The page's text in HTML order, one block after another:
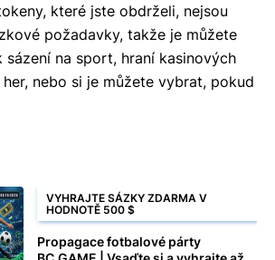
které jste obdrželi, nejsou
požadavky, takže je můžete
na sport, hraní kasinových
nebo si je můžete vybrat, pokud
VYHRAJTE SÁZKY ZDARMA V
HODNOTĚ 500 $
Propagace fotbalové párty